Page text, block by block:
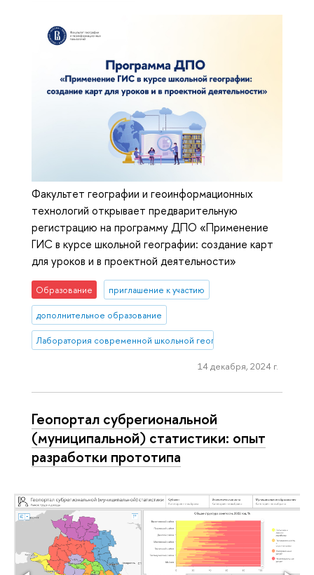
Факультет географии и геоинформационных
технологий открывает предварительную
регистрацию на программу ДПО «Применение
ГИС в курсе школьной географии: создание карт
для уроков и в проектной деятельности»
Образование приглашение к участию
дополнительное образование
Лаборатория современной школьной географии и краеведения
14 декабря, 2024 г.
Геопортал субрегиональной
(муниципальной) статистики: опыт
разработки прототипа